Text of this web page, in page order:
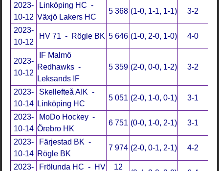
2023-
10-12
Linköping HC -
Växjö Lakers HC
5 368 (1-0, 1-1, 1-1) 3-2
2023-
10-12
HV 71 - Rögle BK 5 646 (1-0, 2-0, 1-0) 4-0
2023-
10-12
IF Malmö
Redhawks -
Leksands IF
5 359 (2-0, 0-0, 1-2) 3-2
2023-
10-14
Skellefteå AIK -
Linköping HC
5 051 (2-0, 1-0, 0-1) 3-1
2023-
10-14
MoDo Hockey -
Örebro HK
6 751 (0-0, 1-0, 2-1) 3-1
2023-
10-14
Färjestad BK -
Rögle BK
7 974 (2-0, 0-1, 2-1) 4-2
2023-
Frölunda HC - HV
12